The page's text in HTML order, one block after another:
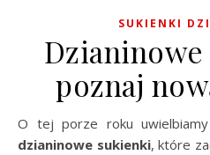
SUKIENKI
poznaj
O tej porze roku
dzianinowe sukienki, które